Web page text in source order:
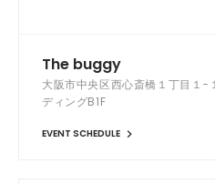
The buggy
大阪市中央区西心斎橋１丁目１
ディングB1F
EVENT SCHEDULE